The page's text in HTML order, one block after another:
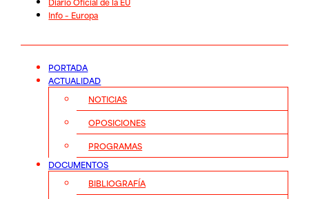
Info – Europa
PORTADA
ACTUALIDAD
NOTICIAS
OPOSICIONES
PROGRAMAS
DOCUMENTOS
BIBLIOGRAFÍA